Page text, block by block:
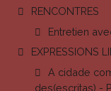
RENCONTRES
Entretien
EXPRESSIONS
A cidade
des(escritas) -